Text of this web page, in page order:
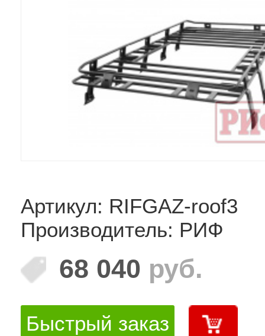
Артикул: RIFGAZ-roof3
Производитель: РИФ
68 040 руб.
Быстрый заказ